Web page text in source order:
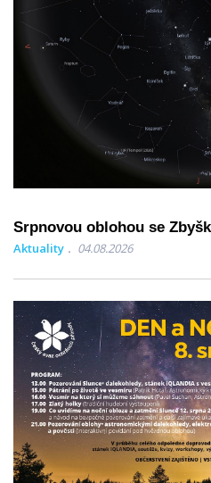
Srpnovou oblohou se
Aktuality 04.08.2026